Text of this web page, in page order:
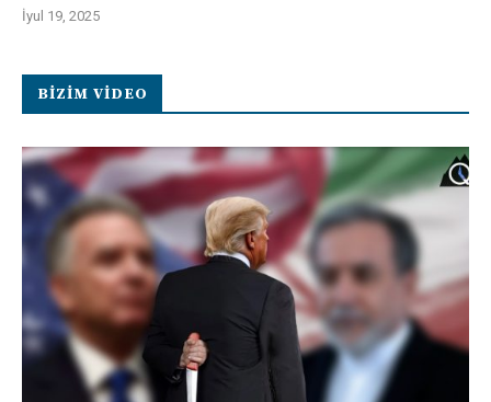
İyul 19, 2025
BIZIM VIDEO